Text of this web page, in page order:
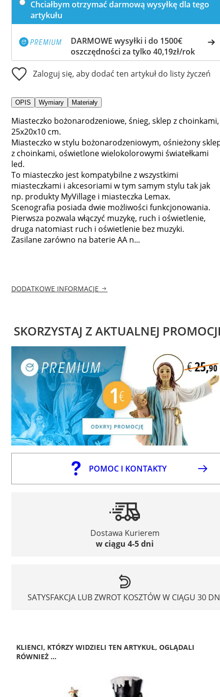
Chciałbym otrzymać darmową wysyłkę dla tego
artykułu
DARMOWE wysyłki i do 1500€
oszczędności za tylko 40,19zł/rok
Zaloguj się, aby dodać ten artykuł do listy życzeń
OPIS Wymiary Materiały
Miasteczko bożonarodzeniowe, śnieg, sklep z choinkami,
25x20x10 cm.
Miasteczko w stylu bożonarodzeniowym, ośnieżony
z choinkami, oświetlone wielokolorowymi światełkami
led.
To miasteczko jest kompatybilne z wszystkimi
miasteczkami i akcesoriami w tym samym stylu tak jak
np. produkty MyVillage i miasteczka Lemax.
Scenografia posiada dwie możliwości funkcjonowania.
Pierwsza pozwala włączyć muzykę, ruch i oświetlenie,
druga natomiast ruch i oświetlenie bez muzyki.
Zasilane zarówno na baterie AA n...
DODATKOWE INFORMACJE
SKORZYSTAJ Z AKTUALNEJ
POMOC I KONTAKTY
Dostawa Kurierem
w ciągu 4-5 dni
SATYSFAKCJA LUB ZWROT KOSZTÓW W CIĄGU 30
KLIENCI, KTÓRZY WIDZIELI TEN ARTYKUŁ, OGLĄDALI
RÓWNIEŻ ...